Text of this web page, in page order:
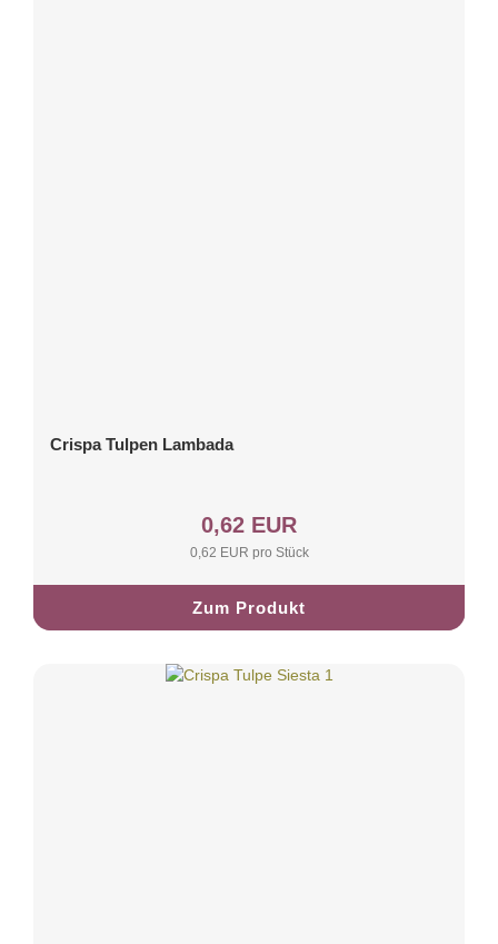
Crispa Tulpen Lambada
0,62 EUR
0,62 EUR pro Stück
Zum Produkt